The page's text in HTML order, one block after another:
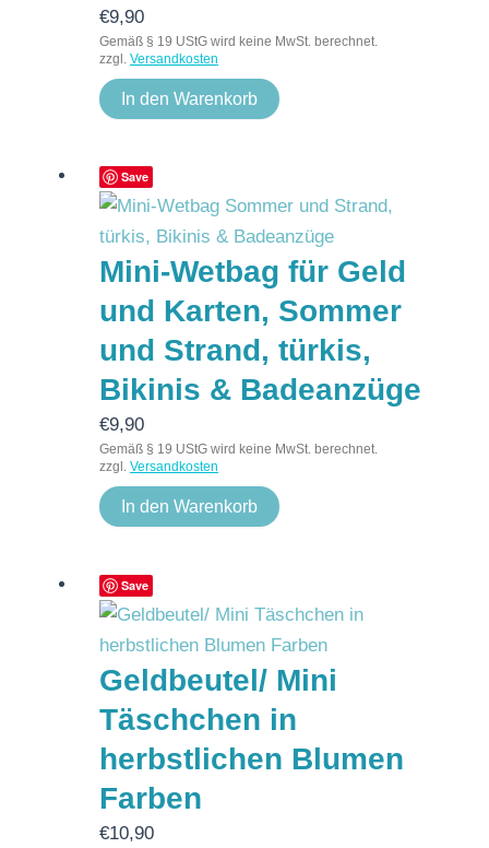
€9,90
Gemäß § 19 UStG wird keine MwSt. berechnet.
zzgl. Versandkosten
In den Warenkorb
Save
Mini-Wetbag für Geld
und Karten, Sommer
und Strand, türkis,
Bikinis & Badeanzüge
€9,90
Gemäß § 19 UStG wird keine MwSt. berechnet.
zzgl. Versandkosten
In den Warenkorb
Save
Geldbeutel/ Mini
Täschchen in
herbstlichen Blumen
Farben
€10,90